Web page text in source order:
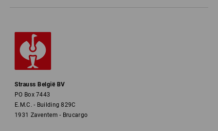
Strauss België BV
PO Box 7443
E.M.C. - Building 829C
1931 Zaventem - Brucargo